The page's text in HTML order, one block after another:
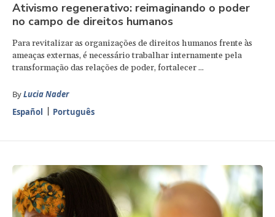
Ativismo regenerativo: reimaginando o poder
no campo de direitos humanos
Para revitalizar as organizações de direitos humanos frente às
ameaças externas, é necessário trabalhar internamente pela
transformação das relações de poder, fortalecer ...
ByLucia Nader
Español
Português